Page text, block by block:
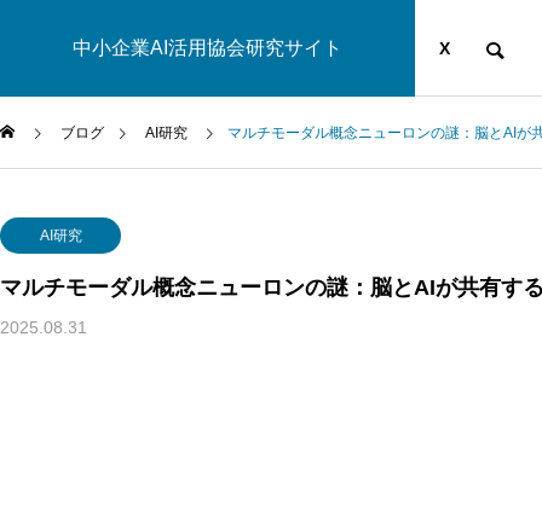
中小企業AI活用協会研究サイト
運営団体 YOUTUBE X
ブログ AI研究 マルチモーダル概念ニューロンの謎：脳とAIが
AI研究
マルチモーダル概念ニューロンの謎：脳とAIが共有す
2025.08.31